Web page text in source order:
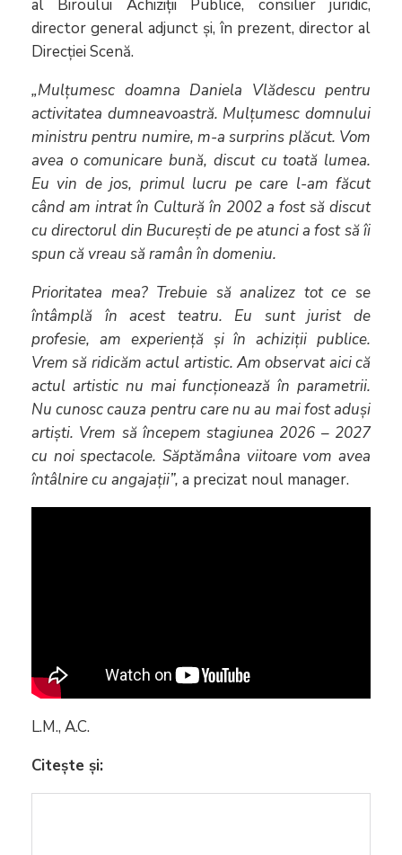
al Biroului Achiziții Publice, consilier juridic,
director general adjunct și, în prezent, director al
Direcției Scenă.
„Mulțumesc doamna Daniela Vlădescu pentru
activitatea dumneavoastră. Mulțumesc domnului
ministru pentru numire, m-a surprins plăcut. Vom
avea o comunicare bună, discut cu toată lumea.
Eu vin de jos, primul lucru pe care l-am făcut
când am intrat în Cultură în 2002 a fost să discut
cu directorul din București de pe atunci a fost să îi
spun că vreau să ramân în domeniu.
Prioritatea mea? Trebuie să analizez tot ce se
întâmplă în acest teatru. Eu sunt jurist de
profesie, am experiență și în achiziții publice.
Vrem să ridicăm actul artistic. Am observat aici că
actul artistic nu mai funcționează în parametrii.
Nu cunosc cauza pentru care nu au mai fost aduși
artiști. Vrem să începem stagiunea 2026 – 2027
cu noi spectacole. Săptămâna viitoare vom avea
întâlnire cu angajații”, a precizat noul manager.
L.M., A.C.
Citește și: